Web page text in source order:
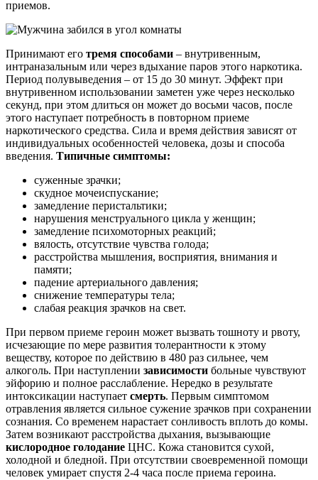
приемов.
Принимают его тремя способами – внутривенным,
интраназальным или через вдыхание паров этого наркотика.
Период полувыведения – от 15 до 30 минут. Эффект при
внутривенном использовании заметен уже через несколько
секунд, при этом длиться он может до восьми часов, после
этого наступает потребность в повторном приеме
наркотического средства. Сила и время действия зависят от
индивидуальных особенностей человека, дозы и способа
введения. Типичные симптомы:
суженные зрачки;
скудное мочеиспускание;
замедление перистальтики;
нарушения менструального цикла у женщин;
замедление психомоторных реакций;
вялость, отсутствие чувства голода;
расстройства мышления, восприятия, внимания и
памяти;
падение артериального давления;
снижение температуры тела;
слабая реакция зрачков на свет.
При первом приеме героин может вызвать тошноту и рвоту,
исчезающие по мере развития толерантности к этому
веществу, которое по действию в 480 раз сильнее, чем
алкоголь. При наступлении зависимости больные чувствуют
эйфорию и полное расслабление. Нередко в результате
интоксикации наступает смерть. Первым симптомом
отравления является сильное сужение зрачков при сохранении
сознания. Со временем нарастает сонливость вплоть до комы.
Затем возникают расстройства дыхания, вызывающие
кислородное голодание ЦНС. Кожа становится сухой,
холодной и бледной. При отсутствии своевременной помощи
человек умирает спустя 2-4 часа после приема героина.